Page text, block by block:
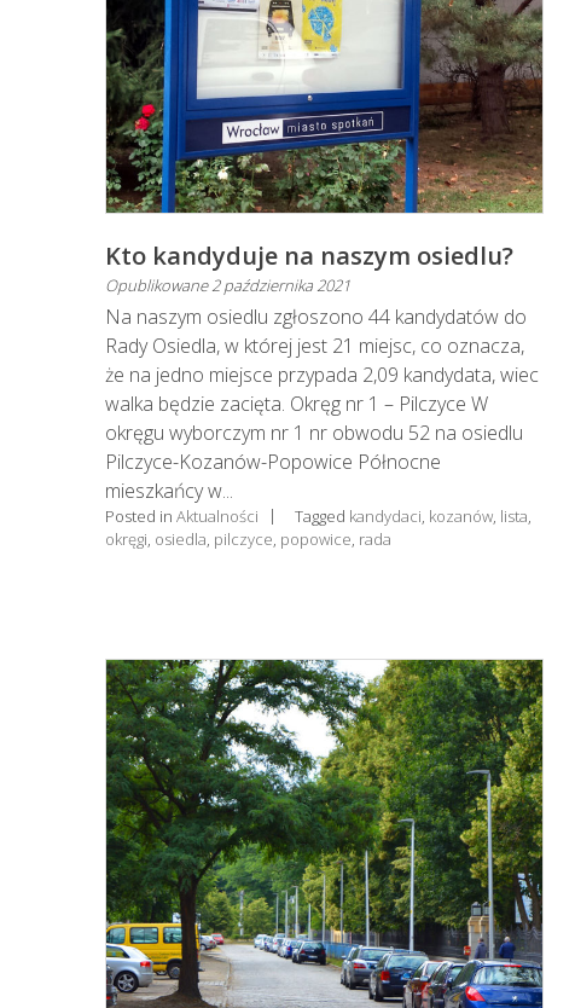
Kto kandyduje na naszym osiedlu?
Opublikowane2 października 2021
Na naszym osiedlu zgłoszono 44 kandydatów do
Rady Osiedla, w której jest 21 miejsc, co oznacza,
że na jedno miejsce przypada 2,09 kandydata, wiec
walka będzie zacięta. Okręg nr 1 – Pilczyce W
okręgu wyborczym nr 1 nr obwodu 52 na osiedlu
Pilczyce-Kozanów-Popowice Północne
mieszkańcy w...
Posted in Aktualności Tagged kandydaci, kozanów, lista,
okręgi, osiedla, pilczyce, popowice, rada